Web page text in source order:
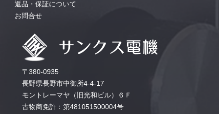
返品・保証について
お問合せ
〒380-0935
長野県長野市中御所4-4-17
モントレーマヤ（旧光和ビル）６Ｆ
古物商免許：第481051500004号